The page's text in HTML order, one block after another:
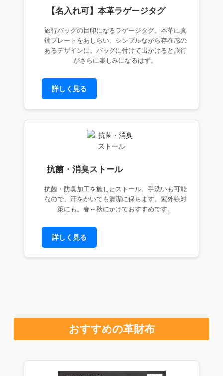
【名入れ可】本革ラゲージタグ
旅行バッグの目印になるラゲージタグ。本革に真
鍮プレートをあしらい、シンプルながら存在感の
あるデザインに。バッグに付けて出かけると旅行
がさらに楽しみになるはず。
詳しく見る
抗菌・消臭ストール
抗菌・防臭加工を施したストール。手洗いも可能
なので、汗をかいても清潔に保ちます。紫外線対
策にも。春～秋にかけておすすめです。
詳しく見る
おすすめの革財布